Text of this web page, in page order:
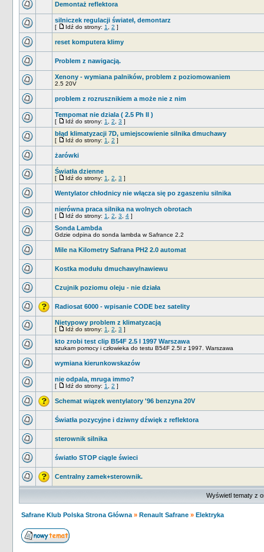
Demontaż reflektora
silniczek regulacji świateł, demontarz
[ Idź do strony: 1 2 ]
reset komputera klimy
Problem z nawigacją.
Xenony - wymiana palników, problem z poziomowaniem
2.5 20V
problem z rozrusznikiem a może nie z nim
Tempomat nie dziala ( 2.5 Ph II )
[ Idź do strony: 1 2 3 ]
błąd klimatyzacji 7D, umiejscowienie silnika dmuchawy
[ Idź do strony: 1 2 ]
żarówki
Światła dzienne
[ Idź do strony: 1 2 3 ]
Wentylator chłodnicy nie włącza się po zgaszeniu silnika
nierówna praca silnika na wolnych obrotach
[ Idź do strony: 1 2 3 4 ]
Sonda Lambda
Gdzie odpina do sonda lambda w Safrance 2.2
Mile na Kilometry Safrana PH2 2.0 automat
Kostka modułu dmuchawy/nawiewu
Czujnik poziomu oleju - nie działa
Radiosat 6000 - wpisanie CODE bez satelity
Nietypowy problem z klimatyzacją
[ Idź do strony: 1 2 3 ]
kto zrobi test clip B54F 2.5 l 1997 Warszawa
szukam pomocy i człowieka do testu B54F 2.5l z 1997. Warszawa
wymiana kierunkowskazów
nie odpala, mruga immo?
[ Idź do strony: 1 2 ]
Schemat wiązek wentylatory '96 benzyna 20V
Światła pozycyjne i dziwny dźwięk z reflektora
sterownik silnika
światło STOP ciągle świeci
Centralny zamek+sterownik.
Wyświetl tematy z
Safrane Klub Polska Strona Główna » Renault Safrane » Elektryka